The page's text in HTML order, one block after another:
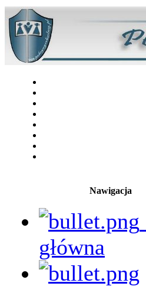
Nawigacja
główna